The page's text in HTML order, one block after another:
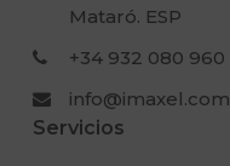
Mataró. ESP
+34 932 080 960
info@imaxel.com
Servicios